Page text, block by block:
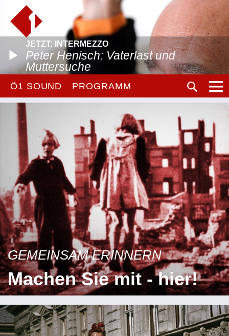
JETZT: INTERMEZZO
Peter Henisch: Vaterlast und
Muttersuche
Ö1 SOUND PROGRAMM
GEMEINSAM ERINNERN
Machen Sie mit - hier!